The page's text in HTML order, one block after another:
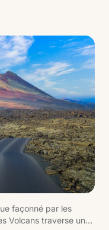
façonné par les
Volcans traverse une